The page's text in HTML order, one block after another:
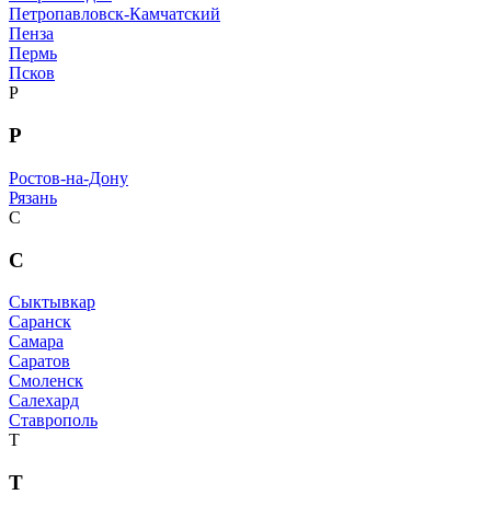
Петропавловск-Камчатский
Пенза
Пермь
Псков
Р
Р
Ростов-на-Дону
Рязань
С
С
Сыктывкар
Саранск
Самара
Саратов
Смоленск
Салехард
Ставрополь
Т
Т